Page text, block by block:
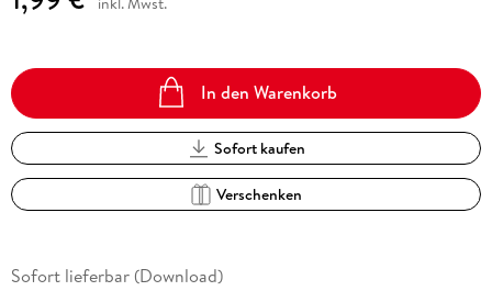
In den Warenkorb
Sofort kaufen
Verschenken
Sofort lieferbar (Download)